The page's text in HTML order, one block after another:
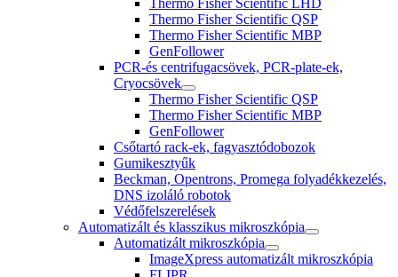
Thermo Fisher Scientific QSP
Thermo Fisher Scientific MBP
GenFollower
PCR-és centrifugacsövek, PCR-plate-ek,
Cryocsövek
Thermo Fisher Scientific QSP
Thermo Fisher Scientific MBP
GenFollower
Csőtartó rack-ek, fagyasztódobozok
Gumikesztyűk
Beckman, Opentrons, Promega folyadékkezelés,
DNS izoláló robotok
Védőfelszerelések
Automatizált és klasszikus mikroszkópia
Automatizált mikroszkópia
ImageXpress automatizált mikroszkópia